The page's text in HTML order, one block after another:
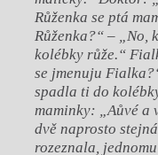
Růženka se ptá
Růženka?“ – „No,
kolébky růže.“
se jmenuju
spadla ti do
maminky: „Aůvé a
dvě naprosto
rozeznala,